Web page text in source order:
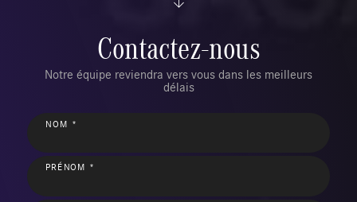
Contactez-nous
Notre équipe reviendra vers vous dans les meilleurs
délais
NOM *
PRÉNOM *